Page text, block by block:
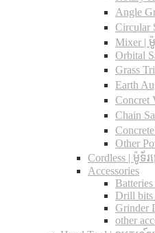
Angle
Circular
Mixer | ម៉ូ
Orbital
Grass
Earth
Concret
Chain
Other
Cordless​ | ម៉ូទ័រប្
Accessories
Drill bits
Grinder
other